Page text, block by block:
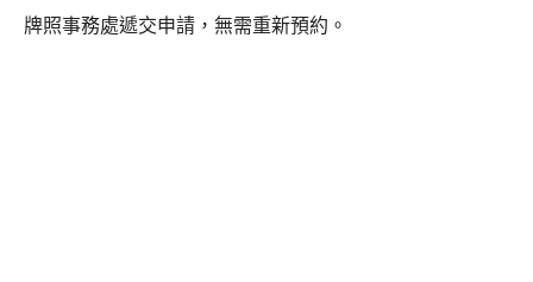
牌照事務處遞交申請，無需重新預約。